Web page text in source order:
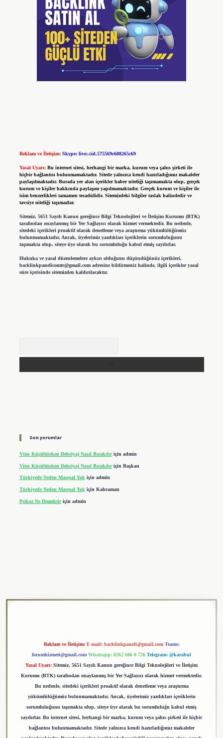
Reklam ve İletişim: Skype: live:.cid.575569c608265c69
Yasal Uyarı: Bu internet sitesi, herhangi bir marka, kurum veya şahıs şirketi ile
hiçbir bağlantısı bulunmamaktadır. Sitede yalnızca kendi hazırladığımız makaleler
paylaşılmaktadır. Burada yer alan içerikler haber niteliği taşımamakta olup, gerçek
kurum ve kişiler hakkında paylaşım yapılmamaktadır. Gerçek kurum ve kişiler ile
isim benzerlikleri tamamen tesadüfidir. Sitemizdeki bilgiler taslak halindedir ve
tavsiye niteliği taşımazlar.
Sitemiz, 5651 Sayılı Kanun gereğince Bilgi Teknolojileri ve İletişim Kurumu (BTK)
tarafından onaylanmış bir Yer Sağlayıcı olarak hizmet vermektedir. Bu nedenle,
sitedeki içerikleri proaktif olarak denetleme veya araştırma yükümlülüğümüz
bulunmamaktadır. Ancak, üyelerimiz yazdıkları içeriklerin sorumluluğunu
taşımakta olup, siteye üye olarak bu sorumluluğu kabul etmiş sayılırlar.
Hukuka ve yasal düzenlemelere aykırı olduğunu düşündüğünüz içerikleri,
backlinkpanelicomtr@gmail.comadresine bildirmeniz halinde, ilgili içerikler yasal
süre içerisinde sitemizden kaldırılacaktır.
Son yorumlar
Vites Küçültürken Debriyaj Nasıl Bırakılıriçin admin
Vites Küçültürken Debriyaj Nasıl Bırakılıriçin Başkan
Türkiyede Neden Mareşal Yokiçin admin
Türkiyede Neden Mareşal Yok için Kahraman
Psikoz Ne Demektiriçin admin
Reklam ve İletişim: E-mail: backlinkpaneli@gmail.com Teams:
forumhizmeti@gmail.com Whatsapp: 0262 606 0 726 Telegram: @karabul
Yasal Uyarı: Sitemiz, 5651 Sayılı Kanun gereğince Bilgi Teknolojileri ve İletişim
Kurumu (BTK) tarafından onaylanmış bir Yer Sağlayıcı olarak hizmet vermektedir.
Bu nedenle, sitedeki içerikleri proaktif olarak denetleme veya araştırma
yükümlülüğümüz bulunmamaktadır. Ancak, üyelerimiz yazdıkları içeriklerin
sorumluluğunu taşımakta olup, siteye üye olarak bu sorumluluğu kabul etmiş
sayılırlar. Bu internet sitesi, herhangi bir marka, kurum veya şahıs şirketi ile hiçbir
bağlantısı bulunmamaktadır. Sitede yalnızca kendi hazırladığımız makaleler